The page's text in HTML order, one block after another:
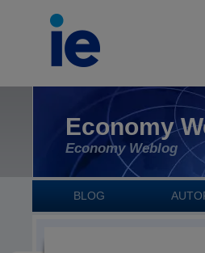
Economy
Economy Weblog
BLOG